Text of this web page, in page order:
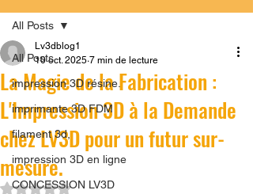
All Posts
impression 3D résine.
imprimante 3D FDM
filament 3d,
impression 3D en ligne
CONCESSION LV3D
All Posts
La Magie de la Fabrication :
L'Impression 3D à la Demande
chez LV3D pour un futur sur-
mesure.
Lv3dblog1
10 oct. 2025 7 min de lecture
Noté NaN étoiles sur 5.